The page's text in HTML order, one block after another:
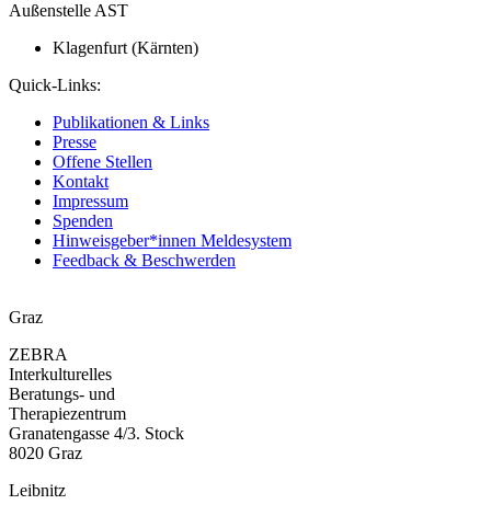
Außenstelle AST
Klagenfurt (Kärnten)
Quick-Links:
Publikationen & Links
Presse
Offene Stellen
Kontakt
Impressum
Spenden
Hinweisgeber*innen Meldesystem
Feedback & Beschwerden
Graz
ZEBRA
Interkulturelles
Beratungs- und
Therapiezentrum
Granatengasse 4/3. Stock
8020 Graz
Leibnitz